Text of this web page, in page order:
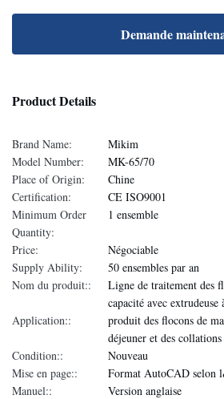
Demande
Product Details
Brand Name:
Mikim
Model Number:
MK-65/70
Place of Origin:
Chine
Certification:
CE ISO9001
Minimum Order
Quantity:
1 ensemble
Price:
Négociable
Supply Ability:
50 ensembles par an
Nom du produit::
Ligne de traitement des
capacité avec extrudeuse
Application::
produit des flocons de
déjeuner et des
Condition::
Nouveau
Mise en page::
Format AutoCAD selon
Manuel::
Version anglaise